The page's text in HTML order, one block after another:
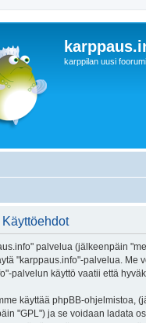
karppilan uusi foorumi
palvelua (jälkeenpäin
"karppaus.info"-palvelua. Me
palvelun käyttö vaatii että
käyttää phpBB-ohjelmistoa,
"GPL") ja se voidaan ladata